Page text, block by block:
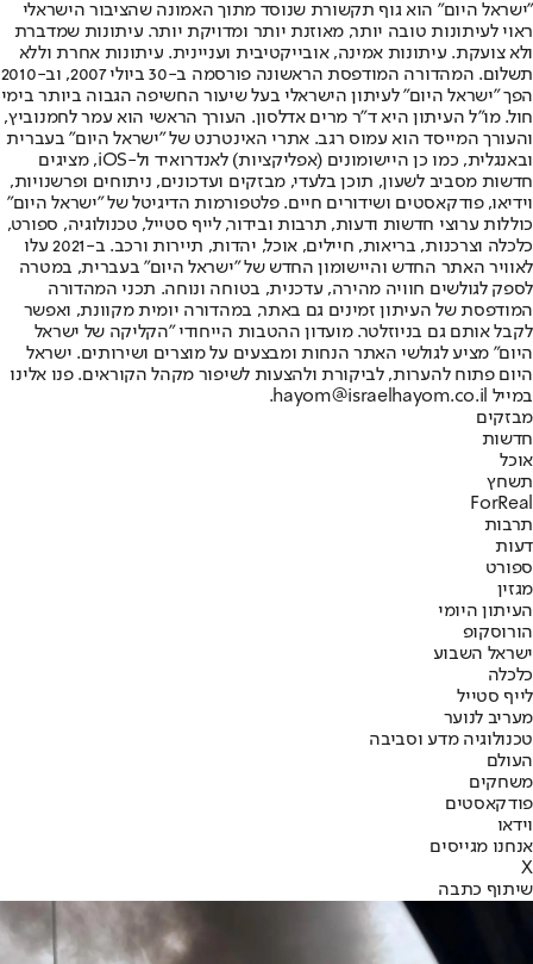
"ישראל היום" הוא גוף תקשורת שנוסד מתוך האמונה שהציבור הישראלי
ראוי לעיתונות טובה יותר, מאוזנת יותר ומדויקת יותר. עיתונות שמדברת
ולא צועקת. עיתונות אמינה, אובייקטיבית ועניינית. עיתונות אחרת וללא
תשלום. המהדורה המודפסת הראשונה פורסמה ב-30 ביולי 2007, וב-2010
הפך "ישראל היום" לעיתון הישראלי בעל שיעור החשיפה הגבוה ביותר בימי
חול. מו"ל העיתון היא ד"ר מרים אדלסון. העורך הראשי הוא עמר לחמנוביץ,
והעורך המייסד הוא עמוס רגב. אתרי האינטרנט של "ישראל היום" בעברית
ובאנגלית, כמו כן היישומונים (אפליקציות) לאנדרואיד ול-iOS, מציגים
חדשות מסביב לשעון, תוכן בלעדי, מבזקים ועדכונים, ניתוחים ופרשנויות,
וידיאו, פודקאסטים ושידורים חיים. פלטפורמות הדיגיטל של "ישראל היום"
כוללות ערוצי חדשות ודעות, תרבות ובידור, לייף סטייל, טכנולוגיה, ספורט,
כלכלה וצרכנות, בריאות, חיילים, אוכל, יהדות, תיירות ורכב. ב-2021 עלו
לאוויר האתר החדש והיישומון החדש של "ישראל היום" בעברית, במטרה
לספק לגולשים חוויה מהירה, עדכנית, בטוחה ונוחה. תכני המהדורה
המודפסת של העיתון זמינים גם באתר, במהדורה יומית מקוונת, ואפשר
לקבל אותם גם בניוזלטר. מועדון ההטבות הייחודי "הקליקה של ישראל
היום" מציע לגולשי האתר הנחות ומבצעים על מוצרים ושירותים. ישראל
היום פתוח להערות, לביקורת ולהצעות לשיפור מקהל הקוראים. פנו אלינו
במייל hayom@israelhayom.co.il.
מבזקים
חדשות
אוכל
תשחץ
ForReal
תרבות
דעות
ספורט
מגזין
העיתון היומי
הורוסקופ
ישראל השבוע
כלכלה
לייף סטייל
מעריב לנוער
טכנולוגיה מדע וסביבה
העולם
משחקים
פודקאסטים
וידאו
אנחנו מגייסים
X
שיתוף כתבה